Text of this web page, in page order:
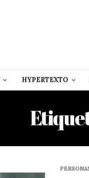
HYPERTEXTO